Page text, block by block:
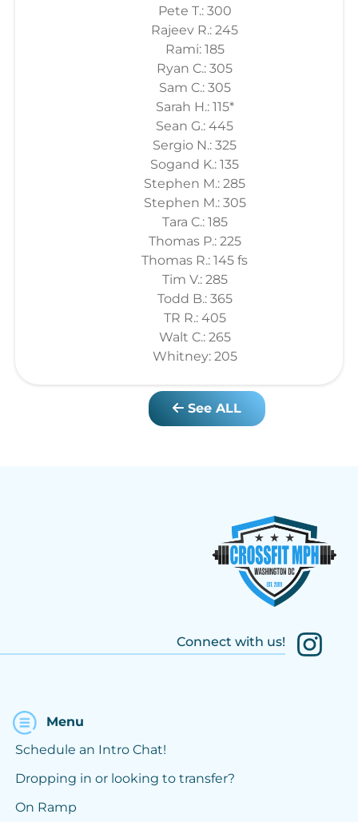
Pete T.: 300
Rajeev R.: 245
Rami: 185
Ryan C.: 305
Sam C.: 305
Sarah H.: 115*
Sean G.: 445
Sergio N.: 325
Sogand K.: 135
Stephen M.: 285
Stephen M.: 305
Tara C.: 185
Thomas P.: 225
Thomas R.: 145 fs
Tim V.: 285
Todd B.: 365
TR R.: 405
Walt C.: 265
Whitney: 205
See ALL
Connect with us!
Menu
Schedule an Intro Chat!
Dropping in or looking to transfer?
On Ramp